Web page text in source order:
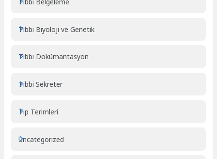
Tıbbi Biyoloji ve Genetik
Tıbbi Dokümantasyon
Tıbbi Sekreter
Tıp Terimleri
Uncategorized